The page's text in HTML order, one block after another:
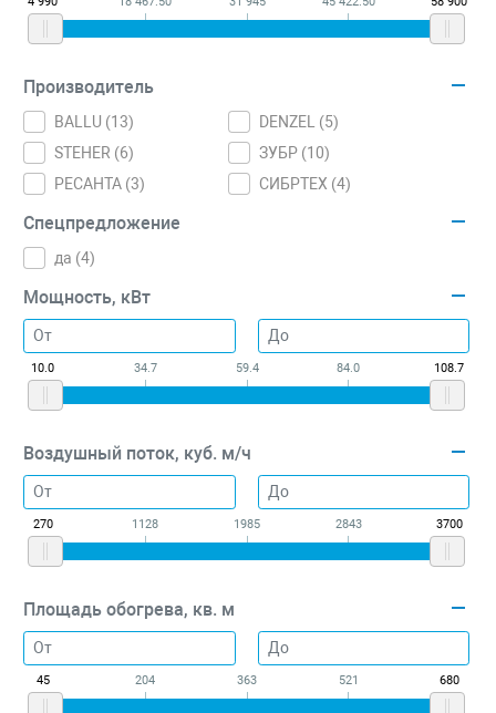
Производитель
BALLU (13) DENZEL (5)
STEHER (6) ЗУБР (10)
РЕСАНТА (3) СИБРТЕХ (4)
Спецпредложение
да (4)
Мощность, кВт
10.0 34.7 59.4 84.0 108.7
Воздушный поток, куб. м/ч
270 1128 1985 2843 3700
Площадь обогрева, кв. м
45 204 363 521 680